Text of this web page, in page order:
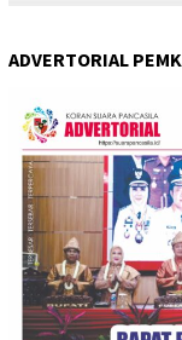
ADVERTORIAL